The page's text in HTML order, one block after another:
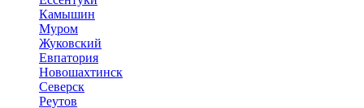
Камышин
Муром
Жуковский
Евпатория
Новошахтинск
Северск
Реутов